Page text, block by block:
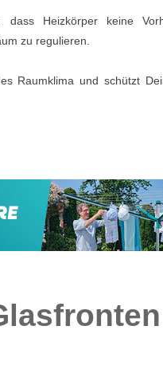
dass Heizkörper keine
zu regulieren.
Raumklima und schützt